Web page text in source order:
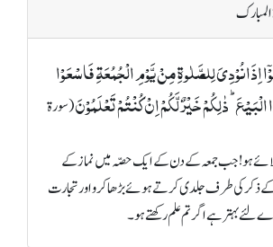
اِذَا نُوۡدِیَ لِلصَّلٰوۃِ مِنۡ یَّوۡمِ الۡجُمُعَۃِ فَاسۡعَوۡا
الۡبَیۡعَ ؕ ذٰلِکُمۡ خَیۡرٌ لَّکُمۡ اِنۡ کُنۡتُمۡ تَعۡلَمُوۡنَ(سورة
لائے ہو! جب جمعہ کے دن کے ایک حصّہ میں نماز کے
کے ذکر کی طرف جلدی کرتے ہوئے بڑھا کرو اور تجارت
لئے بہتر ہے اگر تم علم رکھتے ہو۔